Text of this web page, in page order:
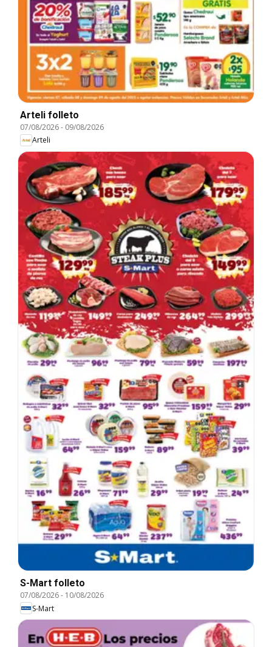
Arteli folleto
07/08/2026- 09/08/2026
Arteli
S-Mart folleto
07/08/2026- 10/08/2026
S-Mart